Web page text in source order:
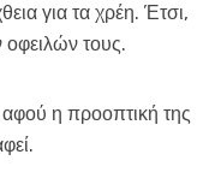
για τα χρέη. Έτσι,
τους.
η προοπτική της